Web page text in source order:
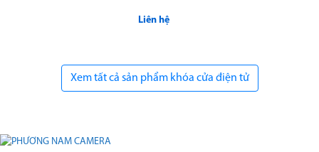
Liên hệ
Xem tất cả sản phẩm khóa cửa điện tử